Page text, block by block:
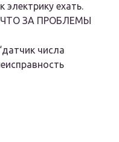
электрику ехать.
ЗА ПРОБЛЕМЫ
числа